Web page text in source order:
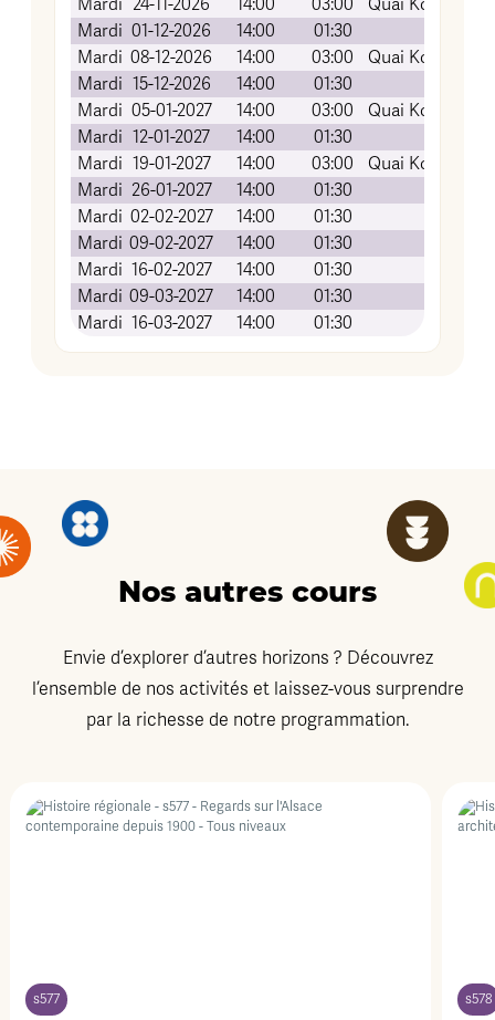
Mardi 24-11-2026 14:00 03:00
Quai Koch
Mardi 01-12-2026 14:00 01:30
Mardi 08-12-2026 14:00 03:00
Quai Koch
Mardi 15-12-2026 14:00 01:30
Mardi 05-01-2027 14:00 03:00
Quai Koch
Mardi 12-01-2027 14:00 01:30
Mardi 19-01-2027 14:00 03:00
Quai Koch
Mardi 26-01-2027 14:00 01:30
Mardi 02-02-2027 14:00 01:30
Mardi 09-02-2027 14:00 01:30
Mardi 16-02-2027 14:00 01:30
Mardi 09-03-2027 14:00 01:30
Mardi 16-03-2027 14:00 01:30
Nos autres cours
Envie d’explorer d’autres horizons ? Découvrez
l’ensemble de nos activités et laissez-vous surprendre
par la richesse de notre programmation.